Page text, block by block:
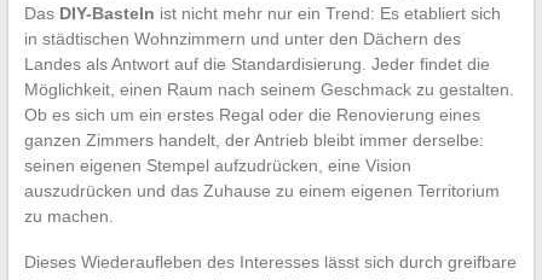
Das DIY-Basteln ist nicht mehr nur ein Trend: Es etabliert sich
in städtischen Wohnzimmern und unter den Dächern des
Landes als Antwort auf die Standardisierung. Jeder findet die
Möglichkeit, einen Raum nach seinem Geschmack zu gestalten.
Ob es sich um ein erstes Regal oder die Renovierung eines
ganzen Zimmers handelt, der Antrieb bleibt immer derselbe:
seinen eigenen Stempel aufzudrücken, eine Vision
auszudrücken und das Zuhause zu einem eigenen Territorium
zu machen.
Dieses Wiederaufleben des Interesses lässt sich durch greifbare